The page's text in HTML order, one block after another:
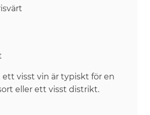
visst vin är typiskt för en
eller ett visst distrikt.